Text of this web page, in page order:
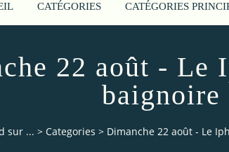
CATÉGORIES CATÉGORIES
22 août - Le
baignoire
sur ... > Categories > Dimanche 22 août - Le